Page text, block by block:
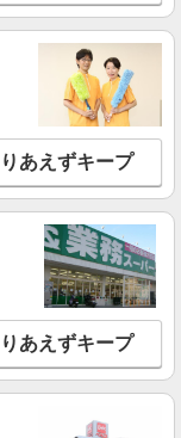
あえずキープ
あえずキープ